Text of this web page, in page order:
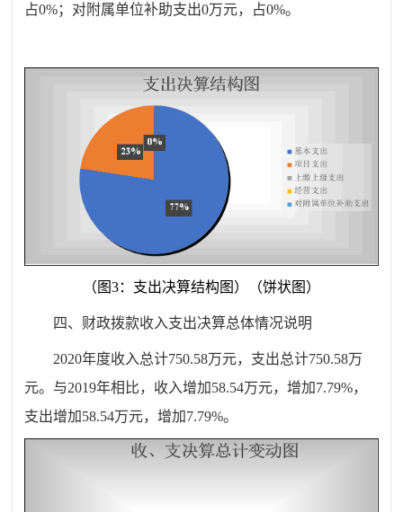
占0%；对附属单位补助支出0万元，占0%。
（图3：支出决算结构图）（饼状图）
四、财政拨款收入支出决算总体情况说明
2020年度收入总计750.58万元，支出总计750.58万
元。与2019年相比， 收入增加58.54万元，增加7.79%，
支出增加58.54万元，增加7.79%。